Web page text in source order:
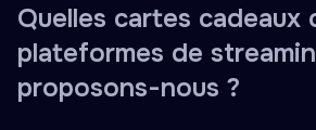
Quelles cartes cadeaux
plateformes de
proposons-nous ?